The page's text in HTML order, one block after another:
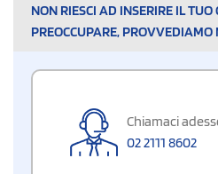
NON RIESCI AD INSERIRE IL TUO
PREOCCUPARE, PROVVEDIAMO
Chiamaci
02 2111 8602